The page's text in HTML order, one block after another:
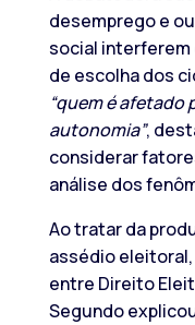
desemprego e
social interferem
de escolha dos
“quem é afetado
autonomia”,
considerar
análise dos
Ao tratar da
assédio
entre Direito
Segundo